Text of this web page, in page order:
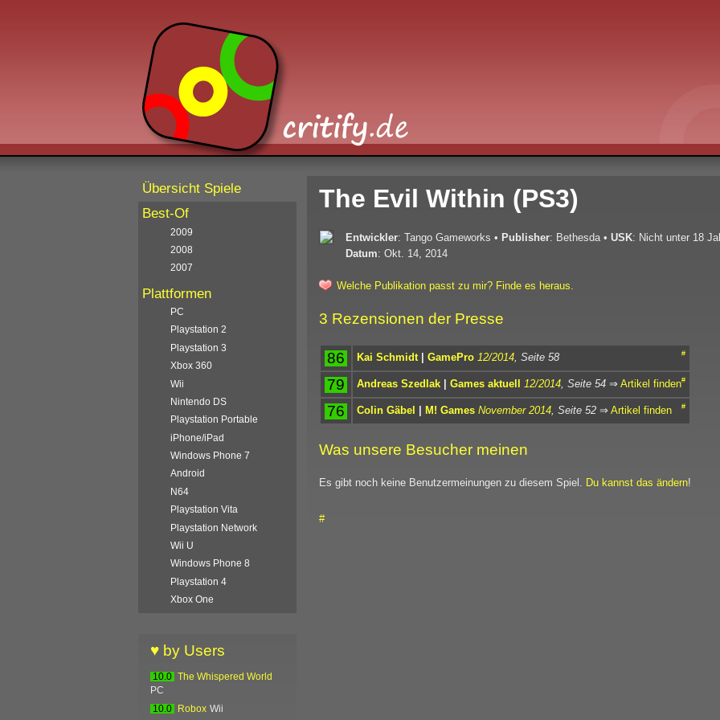
The Evil Within (PS3)
Entwickler: Tango Gameworks • Publisher: Bethesda • USK: Nicht unter 18
Datum: Okt. 14, 2014
Welche Publikation passt zu mir? Finde es heraus.
3 Rezensionen der Presse
86 #
Kai Schmidt | GamePro 12/2014 , Seite 58
79 #
Andreas Szedlak | Games aktuell 12/2014 , Seite 54 ⇒ Artikel finden
76 #
Colin Gäbel | M! Games November 2014 , Seite 52 ⇒ Artikel finden
Was unsere Besucher meinen
Es gibt noch keine Benutzermeinungen zu diesem Spiel. Du kannst das ändern!
#
Übersicht Spiele
Best-Of
2009
2008
2007
Plattformen
PC
Playstation 2
Playstation 3
Xbox 360
Wii
Nintendo DS
Playstation Portable
iPhone/iPad
Windows Phone 7
Android
N64
Playstation Vita
Playstation Network
Wii U
Windows Phone 8
Playstation 4
Xbox One
♥ by Users
10.0 The Whispered World
PC
10.0
Robox Wii